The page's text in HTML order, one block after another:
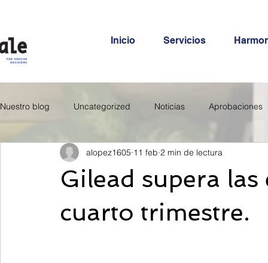
Inicio Servicios
Nuestro blog Uncategorized Noticias Aprobaciones
Gilead supera
cuarto trimestre.
alopez1605 11 feb 2 min de lectura